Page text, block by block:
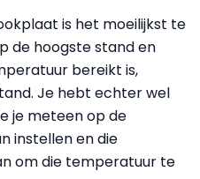
is het moeilijkst te
de hoogste stand en
bereikt is,
Je hebt echter wel
je meteen op de
instellen en die
om die temperatuur te